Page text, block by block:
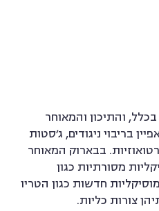
והתיכון והמאוחר
בריבוי ניגודים, ג׳סטות
בבארוק המאוחר
מסורתיות כגון
חדשות כגון הטריו
צורות כליות.